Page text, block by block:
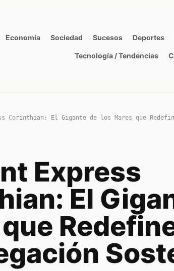
Economía Sociedad Sucesos Deportes
Tecnología / Tendencias
Corinthian: El Gigante de los Mares que
Express
El